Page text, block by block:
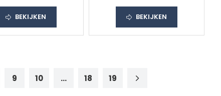
BEKIJKEN BEKIJKEN
9 10 ... 18 19